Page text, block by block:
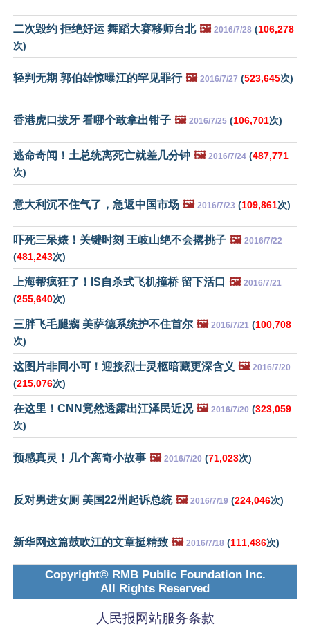
二次毁约 拒绝好运 舞蹈大赛移师台北 🖼️ 2016/7/28 (106,278
次)
轻判无期 郭伯雄惊曝江的罕见罪行 🖼️ 2016/7/27 (523,645次)
香港虎口拔牙 看哪个敢拿出钳子 🖼️ 2016/7/25 (106,701次)
逃命奇闻！土总统离死亡就差几分钟 🖼️ 2016/7/24 (487,771
次)
意大利沉不住气了，急返中国市场 🖼️ 2016/7/23 (109,861次)
吓死三呆婊！关键时刻 王岐山绝不会撂挑子 🖼️ 2016/7/22
(481,243次)
上海帮疯狂了！IS自杀式飞机撞桥 留下活口 🖼️ 2016/7/21
(255,640次)
三胖飞毛腿瘸 美萨德系统护不住首尔 🖼️ 2016/7/21 (100,708
次)
这图片非同小可！迎接烈士灵柩暗藏更深含义 🖼️ 2016/7/20
(215,076次)
在这里！CNN竟然透露出江泽民近况 🖼️ 2016/7/20 (323,059
次)
预感真灵！几个离奇小故事 🖼️ 2016/7/20 (71,023次)
反对男进女厕 美国22州起诉总统 🖼️ 2016/7/19 (224,046次)
新华网这篇鼓吹江的文章挺精致 🖼️ 2016/7/18 (111,486次)
Copyright© RMB Public Foundation Inc.
All Rights Reserved
人民报网站服务条款